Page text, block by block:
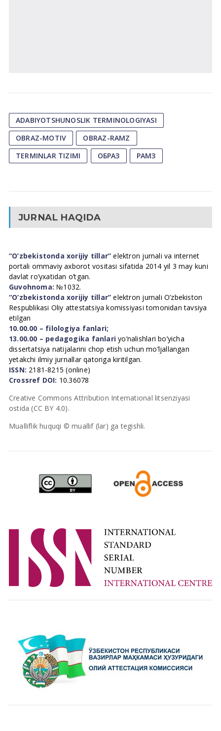
ADABIYOTSHUNOSLIK TERMINOLOGIYASI
OBRAZ-MOTIV
OBRAZ-RAMZ
TERMINLAR TIZIMI
ОБРАЗ РАМЗ
JURNAL HAQIDA
“O’zbekistonda xorijiy tillar” elektron jurnali va internet
portali ommaviy axborot vositasi sifatida 2014 yil 3 may kuni
davlat ro’yxatidan o’tgan.
Guvohnoma: №1032.
“O’zbekistonda xorijiy tillar” elektron jurnali O’zbekiston
Respublikasi Oliy attestatsiya komissiyasi tomonidan tavsiya
etilgan
10.00.00 – filologiya fanlari;
13.00.00 – pedagogika fanlari yo’nalishlari bo’yicha
dissertatsiya natijalarini chop etish uchun mo’ljallangan
yetakchi ilmiy jurnallar qatoriga kiritilgan.
ISSN: 2181-8215 (online)
Crossref DOI: 10.36078
Creative Commons Attribution International litsenziyasi
ostida (CC BY 4.0).
Mualliflik huquqi © muallif (lar) ga tegishli.